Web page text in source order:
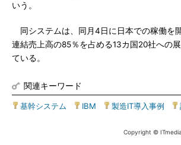
いう。
同システムは、同月4日に日本での稼働を
連結売上高の85％を占める13カ国20社への
ている。
関連キーワード
基幹システム IBM 製造IT導入事例
Copyright ©